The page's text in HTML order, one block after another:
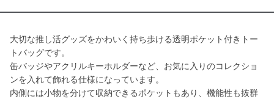
大切な推し活グッズをかわいく持ち歩ける透明ポケット付きトー
トバッグです。
缶バッジやアクリルキーホルダーなど、お気に入りのコレクショ
ンを入れて飾れる仕様になっています。
内側には小物を分けて収納できるポケットもあり、機能性も抜群